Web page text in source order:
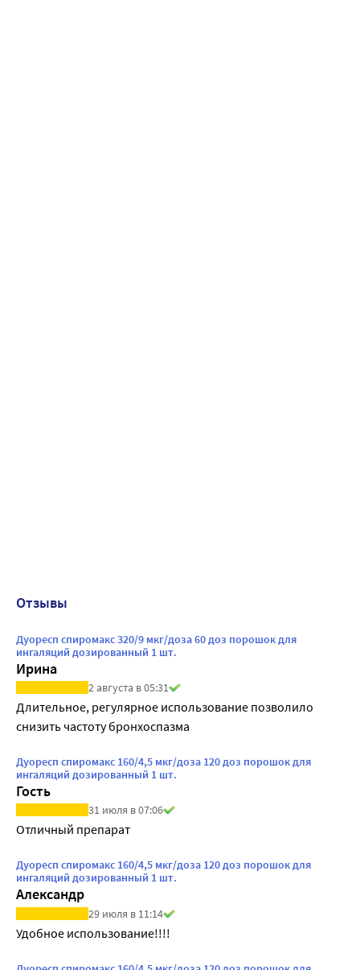
Отзывы
Дуоресп спиромакс 320/9 мкг/доза 60 доз порошок для
ингаляций дозированный 1 шт.
Ирина
2 августа в 05:31
Длительное, регулярное использование позволило
снизить частоту бронхоспазма
Дуоресп спиромакс 160/4,5 мкг/доза 120 доз порошок для
ингаляций дозированный 1 шт.
Гость
31 июля в 07:06
Отличный препарат
Дуоресп спиромакс 160/4,5 мкг/доза 120 доз порошок для
ингаляций дозированный 1 шт.
Александр
29 июля в 11:14
Удобное использование!!!!